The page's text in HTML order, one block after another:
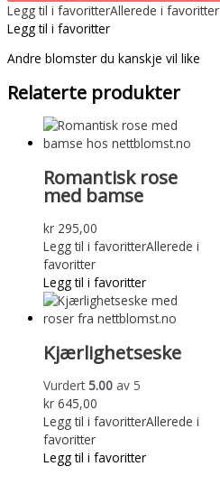
Legg til i favoritterAllerede i favoritter
Legg til i favoritter
Andre blomster du kanskje vil like
Relaterte produkter
Romantisk rose
med bamse
kr 295,00
Legg til i favoritterAllerede i
favoritter
Legg til i favoritter
Kjærlighetseske
Vurdert5.00 av 5
kr 645,00
Legg til i favoritterAllerede i
favoritter
Legg til i favoritter